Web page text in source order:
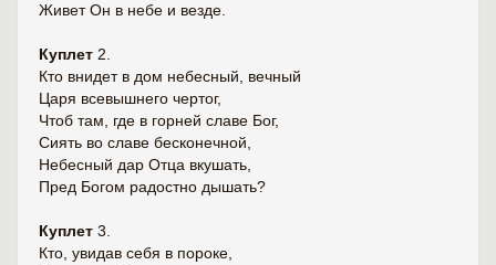
Живет Он в небе и везде.
Куплет 2.
Кто внидет в дом небесный, вечный
Царя всевышнего чертог,
Чтоб там, где в горней славе Бог,
Сиять во славе бесконечной,
Небесный дар Отца вкушать,
Пред Богом радостно дышать?
Куплет 3.
Кто, увидав себя в пороке,